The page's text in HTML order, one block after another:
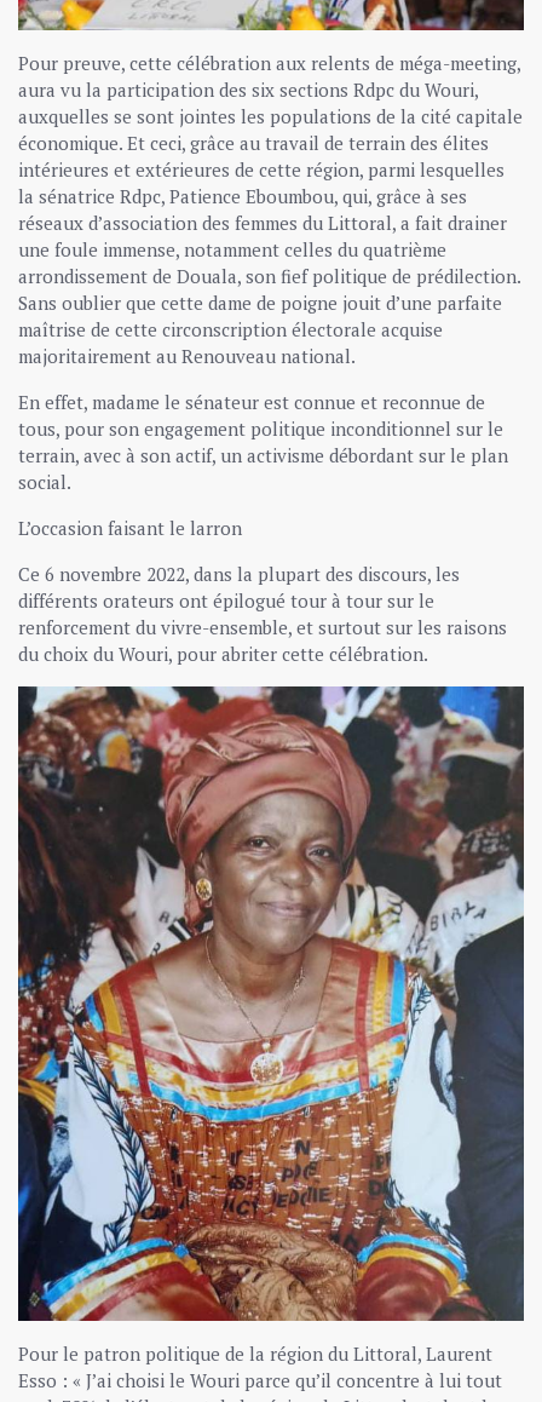
Pour preuve, cette célébration aux relents de méga-meeting,
aura vu la participation des six sections Rdpc du Wouri,
auxquelles se sont jointes les populations de la cité capitale
économique. Et ceci, grâce au travail de terrain des élites
intérieures et extérieures de cette région, parmi lesquelles
la sénatrice Rdpc, Patience Eboumbou, qui, grâce à ses
réseaux d’association des femmes du Littoral, a fait drainer
une foule immense, notamment celles du quatrième
arrondissement de Douala, son fief politique de prédilection.
Sans oublier que cette dame de poigne jouit d’une parfaite
maîtrise de cette circonscription électorale acquise
majoritairement au Renouveau national.
En effet, madame le sénateur est connue et reconnue de
tous, pour son engagement politique inconditionnel sur le
terrain, avec à son actif, un activisme débordant sur le plan
social.
L’occasion faisant le larron
Ce 6 novembre 2022, dans la plupart des discours, les
différents orateurs ont épilogué tour à tour sur le
renforcement du vivre-ensemble, et surtout sur les raisons
du choix du Wouri, pour abriter cette célébration.
Pour le patron politique de la région du Littoral, Laurent
Esso : « J’ai choisi le Wouri parce qu’il concentre à lui tout